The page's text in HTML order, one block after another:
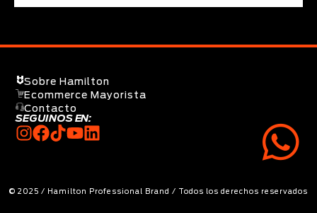
Sobre Hamilton
Ecommerce Mayorista
Contacto
SEGUINOS EN:
© 2025 / Hamilton Professional Brand / Todos los derechos reservados